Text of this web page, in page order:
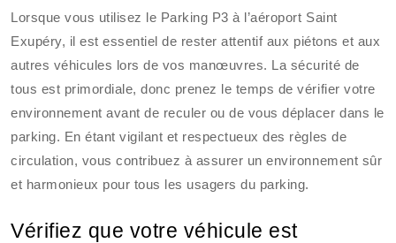
Lorsque vous utilisez le Parking P3 à l’aéroport Saint
Exupéry, il est essentiel de rester attentif aux piétons et aux
autres véhicules lors de vos manœuvres. La sécurité de
tous est primordiale, donc prenez le temps de vérifier votre
environnement avant de reculer ou de vous déplacer dans le
parking. En étant vigilant et respectueux des règles de
circulation, vous contribuez à assurer un environnement sûr
et harmonieux pour tous les usagers du parking.
Vérifiez que votre véhicule est